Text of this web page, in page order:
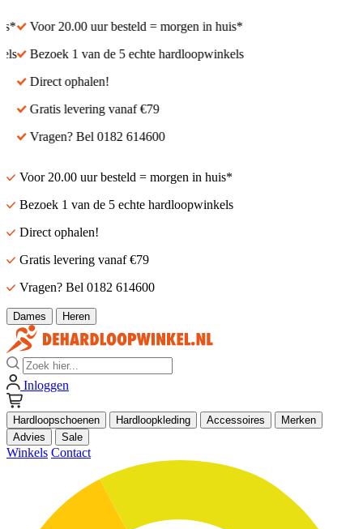
Voor 20.00 uur besteld = morgen in huis*
Bezoek 1 van de 5 echte hardloopwinkels
Direct ophalen!
Gratis levering vanaf €79
Vragen? Bel 0182 614600
Voor 20.00 uur besteld = morgen in huis*
Bezoek 1 van de 5 echte hardloopwinkels
Direct ophalen!
Gratis levering vanaf €79
Vragen? Bel 0182 614600
Dames Heren
Zoek
Inloggen
Hardloopschoenen Hardloopkleding Accessoires
Merken
Advies
Sale
Winkels Contact